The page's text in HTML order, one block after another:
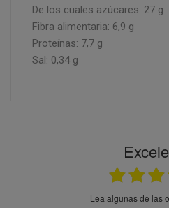
De los cuales azúcares: 27 g
Fibra alimentaria: 6,9 g
Proteínas: 7,7 g
Sal: 0,34 g
Lea algunas de las